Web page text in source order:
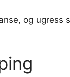
og ugress